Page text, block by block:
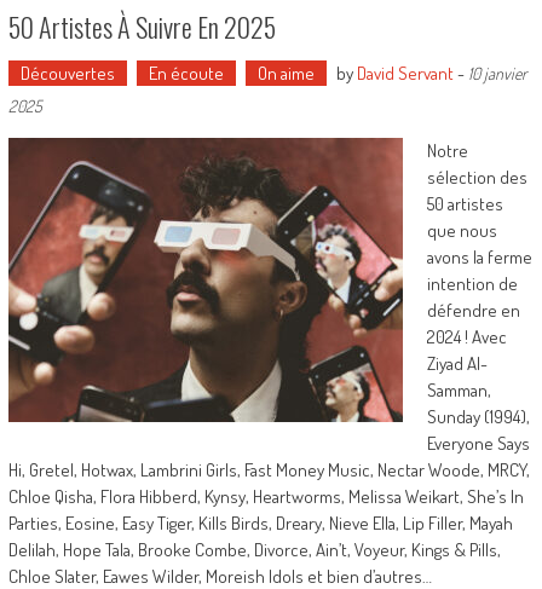
50 Artistes À Suivre En 2025
Découvertes En écoute On aime by David Servant- 10 janvier
2025
Notre
sélection des
50 artistes
que nous
avons la ferme
intention de
défendre en
2024 ! Avec
Ziyad Al-
Samman,
Sunday (1994),
Everyone Says
Hi, Gretel, Hotwax, Lambrini Girls, Fast Money Music, Nectar Woode, MRCY,
Chloe Qisha, Flora Hibberd, Kynsy, Heartworms, Melissa Weikart, She’s In
Parties, Eosine, Easy Tiger, Kills Birds, Dreary, Nieve Ella, Lip Filler, Mayah
Delilah, Hope Tala, Brooke Combe, Divorce, Ain’t, Voyeur, Kings & Pills,
Chloe Slater, Eawes Wilder, Moreish Idols et bien d’autres…